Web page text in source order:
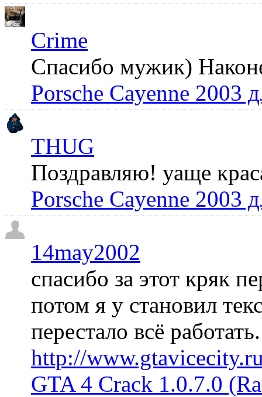
Crime
Спасибо мужик)
Porsche Cayenne 2003
THUG
Поздравляю! уаще
Porsche Cayenne 2003
14may2002
спасибо за этот кряк
потом я у становил
перестало всё
http://
GTA 4 Crack 1.0.7.0